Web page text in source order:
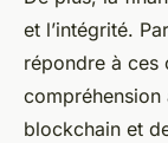
et l’intégrité.
répondre à ces
blockchain et